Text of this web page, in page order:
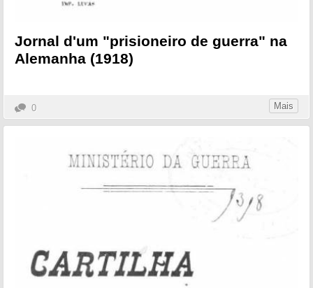
Jornal d'um "prisioneiro de guerra" na
Alemanha (1918)
0 Mais